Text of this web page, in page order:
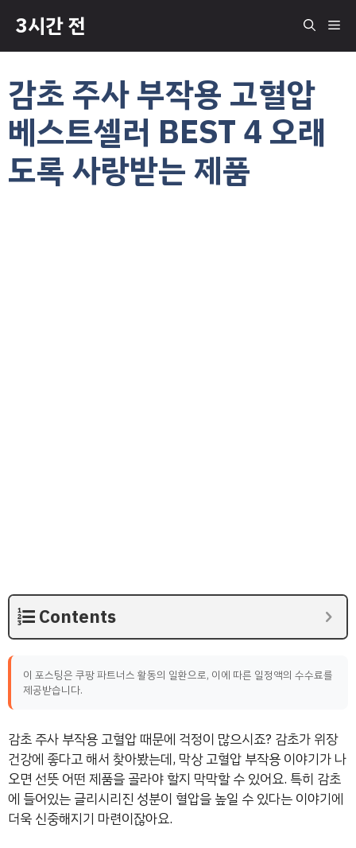
츠
건
3시간 전 메
감초 주사 부작용 고혈압
베스트셀러 BEST 4 오래
도록 사랑받는 제품
Contents
이 포스팅은 쿠팡 파트너스 활동의 일환으로, 이에 따른 일정액의 수수료를
제공받습니다.
감초 주사 부작용 고혈압 때문에 걱정이 많으시죠? 감초가 위장
건강에 좋다고 해서 찾아봤는데, 막상 고혈압 부작용 이야기가 나
오면 선뜻 어떤 제품을 골라야 할지 막막할 수 있어요. 특히 감초
에 들어있는 글리시리진 성분이 혈압을 높일 수 있다는 이야기에
더욱 신중해지기 마련이잖아요.